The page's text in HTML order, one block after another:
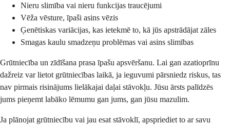
Nieru slimība vai nieru funkcijas traucējumi
Vēža vēsture, īpaši asins vēzis
Ģenētiskas variācijas, kas ietekmē to, kā jūs apstrādājat zāles
Smagas kaulu smadzeņu problēmas vai asins slimības
Grūtniecība un zīdīšana prasa īpašu apsvēršanu. Lai gan azatioprīnu
dažreiz var lietot grūtniecības laikā, ja ieguvumi pārsniedz riskus, tas
nav pirmais risinājums lielākajai daļai stāvokļu. Jūsu ārsts palīdzēs
jums pieņemt labāko lēmumu gan jums, gan jūsu mazulim.
Ja plānojat grūtniecību vai jau esat stāvoklī, apspriediet to ar savu